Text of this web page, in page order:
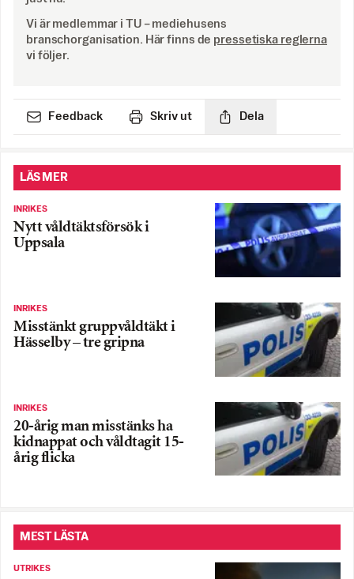
Vi är medlemmar i TU – mediehusens
branschorganisation. Här finns de pressetiska reglerna
vi följer.
Feedback Skriv ut Dela
LÄS MER
INRIKES
Nytt våldtäktsförsök i
Uppsala
INRIKES
Misstänkt gruppvåldtäkt i
Hässelby – tre gripna
INRIKES
20-årig man misstänks ha
kidnappat och våldtagit 15-
årig flicka
MEST LÄSTA
UTRIKES